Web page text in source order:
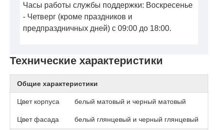
Технические характеристики
Общие характеристики
Цвет корпуса белый матовый и черный матовый
Цвет фасада белый глянцевый и черный глянцевый
Часы работы службы поддержки: Воскресенье
- Четверг (кроме праздников и
предпраздничных дней) с 09:00 до 18:00.